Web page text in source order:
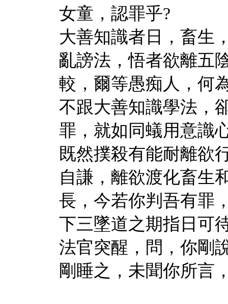
女童，認罪乎?
大善知識者日，畜生
亂謗法，悟者欲離五
較，爾等愚痴人，何
不跟大善知識學法，
罪，就如同蟻用意識
既然撲殺有能耐離欲
自謙，離欲渡化畜生
長，今若你判吾有罪
下三墜道之期指日可
法官突醒，問，你剛
剛睡之，未聞你所言